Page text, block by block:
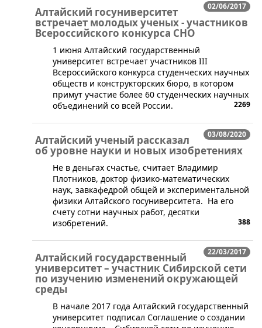
02/06/2017
Алтайский госуниверситет
встречает молодых ученых - участников
Всероссийского конкурса СНО
​1 июня Алтайский государственный
университет встречает участников III
Всероссийского конкурса студенческих научных
обществ и конструкторских бюро, в котором
примут участие более 60 студенческих научных
объединений со всей России.
2269
03/08/2020
Алтайский ученый рассказал
об уровне науки и новых изобретениях
Не в деньгах счастье, считает Владимир
Плотников, доктор физико-математических
наук, завкафедрой общей и экспериментальной
физики Алтайского госуниверситета. На его
счету сотни научных работ, десятки
изобретений.
388
22/03/2017
Алтайский государственный
университет – участник Сибирской сети
по изучению изменений окружающей
среды
В начале 2017 года Алтайский государственный
университет подписал Соглашение о создании